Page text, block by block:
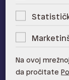
Na ovoj
da pročitate